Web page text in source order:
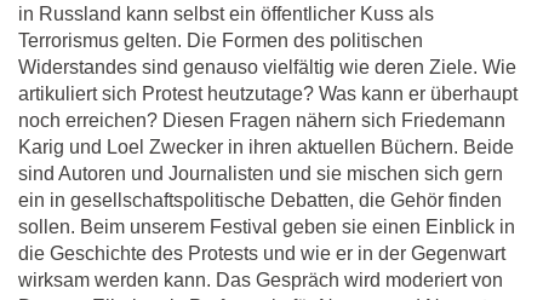
in Russland kann selbst ein öffentlicher Kuss als
Terrorismus gelten. Die Formen des politischen
Widerstandes sind genauso vielfältig wie deren Ziele. Wie
artikuliert sich Protest heutzutage? Was kann er überhaupt
noch erreichen? Diesen Fragen nähern sich Friedemann
Karig und Loel Zwecker in ihren aktuellen Büchern. Beide
sind Autoren und Journalisten und sie mischen sich gern
ein in gesellschaftspolitische Debatten, die Gehör finden
sollen. Beim unserem Festival geben sie einen Einblick in
die Geschichte des Protests und wie er in der Gegenwart
wirksam werden kann. Das Gespräch wird moderiert von